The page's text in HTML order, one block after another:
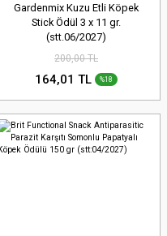
Gardenmix Kuzu Etli Köpek
Stick Ödül 3 x 11 gr.
(stt.06/2027)
200,00 TL
164,01 TL %18